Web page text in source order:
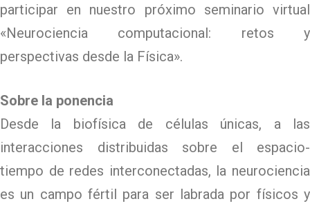
participar en nuestro próximo seminario virtual
«Neurociencia computacional: retos y
perspectivas desde la Física».
Sobre la ponencia
Desde la biofísica de células únicas, a las
interacciones distribuidas sobre el espacio-
tiempo de redes interconectadas, la neurociencia
es un campo fértil para ser labrada por físicos y